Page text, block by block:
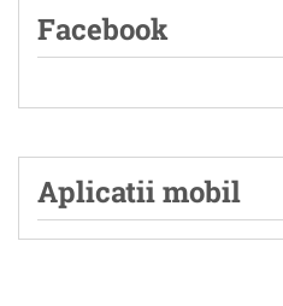
Facebook
Aplicatii mobil